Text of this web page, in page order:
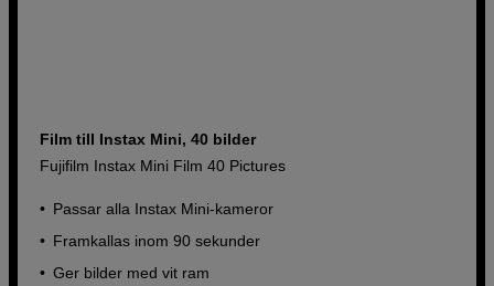
Film till Instax Mini, 40 bilder
Fujifilm Instax Mini Film 40 Pictures
Passar alla Instax Mini-kameror
Framkallas inom 90 sekunder
Ger bilder med vit ram